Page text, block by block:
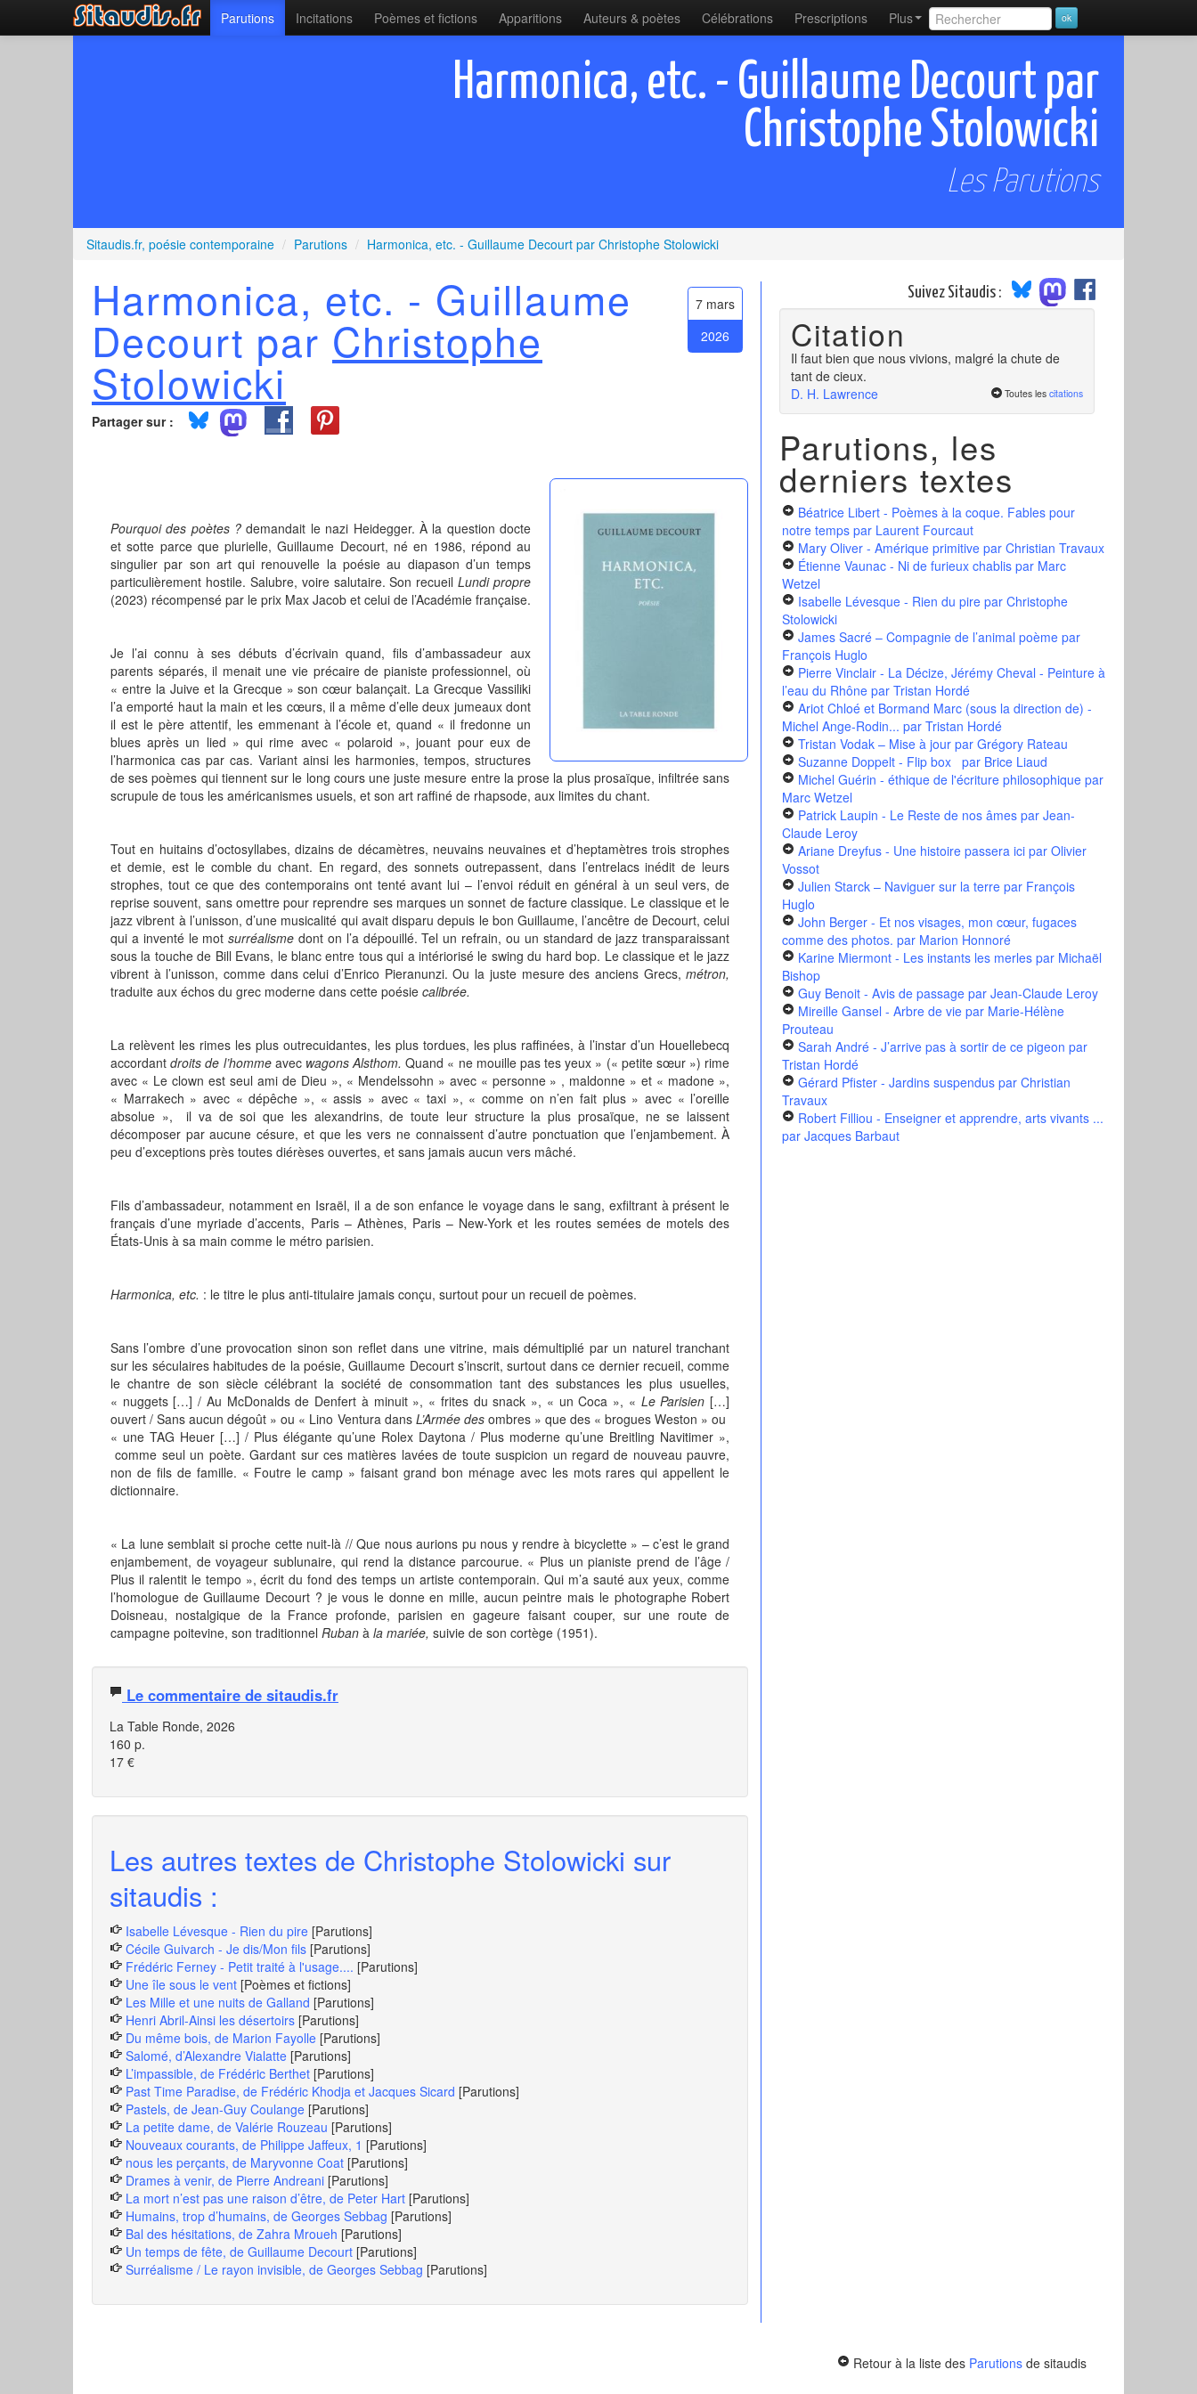
Parutions Incitations Poèmes et fictions Apparitions Auteurs & poètes Célébrations Prescriptions Plus
Harmonica, etc. - Guillaume Decourt par
Christophe Stolowicki
Les Parutions
Sitaudis.fr, poésie contemporaine / Parutions / Harmonica, etc. - Guillaume Decourt par Christophe Stolowicki
7 mars
2026
Harmonica, etc. - Guillaume
Decourt par Christophe
Stolowicki
Partager sur :
Pourquoi des poètes ?demandait le nazi Heidegger. À la question docte
et sotte parce que plurielle, Guillaume Decourt, né en 1986, répond au
singulier par son art qui renouvelle la poésie au diapason d’un temps
particulièrement hostile. Salubre, voire salutaire. Son recueilLundi propre
(2023) récompensé par le prix Max Jacob et celui de l’Académie française.
Je l’ai connu à ses débuts d’écrivain quand, fils d’ambassadeur aux
parents séparés, il menait une vie précaire de pianiste professionnel, où
« entre la Juive et la Grecque » son cœur balançait. La Grecque Vassiliki
l’a emporté haut la main et les cœurs, il a même d’elle deux jumeaux dont
il est le père attentif, les emmenant à l’école et, quand « il fredonne un
blues après un lied » qui rime avec « polaroid », jouant pour eux de
l’harmonica cas par cas. Variant ainsi les harmonies, tempos, structures
de ses poèmes qui tiennent sur le long cours une juste mesure entre la prose la plus prosaïque, infiltrée sans
scrupule de tous les américanismes usuels, et son art raffiné de rhapsode, aux limites du chant.
Tout en huitains d’octosyllabes, dizains de décamètres, neuvains neuvaines et d’heptamètres trois strophes
et demie, est le comble du chant. En regard, des sonnets outrepassent, dans l’entrelacs inédit de leurs
strophes, tout ce que des contemporains ont tenté avant lui – l’envoi réduit en général à un seul vers, de
reprise souvent, sans omettre pour reprendre ses marques un sonnet de facture classique. Le classique et le
jazz vibrent à l’unisson, d’une musicalité qui avait disparu depuis le bon Guillaume, l’ancêtre de Decourt, celui
qui a inventé le motsurréalismedont on l’a dépouillé. Tel un refrain, ou un standard de jazz transparaissant
sous la touche de Bill Evans, le blanc entre tous qui a intériorisé le swing du hard bop. Le classique et le jazz
vibrent à l’unisson, comme dans celui d’Enrico Pieranunzi. Ou la juste mesure des anciens Grecs,métron,
traduite aux échos du grec moderne dans cette poésie calibrée.
La relèvent les rimes les plus outrecuidantes, les plus tordues, les plus raffinées, à l’instar d’un Houellebecq
accordantdroits de l’homme avec wagons Alsthom.Quand « ne mouille pas tes yeux » (« petite sœur ») rime
avec « Le clown est seul ami de Dieu », « Mendelssohn » avec « personne » , maldonne » et « madone »,
« Marrakech » avec « dépêche », « assis » avec « taxi », « comme on n’en fait plus » avec « l’oreille
absolue », il va de soi que les alexandrins, de toute leur structure la plus prosaïque, ne se laissent
décomposer par aucune césure, et que les vers ne connaissent d’autre ponctuation que l’enjambement. À
peu d’exceptions près toutes diérèses ouvertes, et sans jamais aucun vers mâché.
Fils d’ambassadeur, notamment en Israël, il a de son enfance le voyage dans le sang, exfiltrant à présent le
français d’une myriade d’accents, Paris – Athènes, Paris – New-York et les routes semées de motels des
États-Unis à sa main comme le métro parisien.
Harmonica, etc. : le titre le plus anti-titulaire jamais conçu, surtout pour un recueil de poèmes.
Sans l’ombre d’une provocation sinon son reflet dans une vitrine, mais démultiplié par un naturel tranchant
sur les séculaires habitudes de la poésie, Guillaume Decourt s’inscrit, surtout dans ce dernier recueil, comme
le chantre de son siècle célébrant la société de consommation tant des substances les plus usuelles,
« nuggets […] / Au McDonalds de Denfert à minuit », « frites du snack », « un Coca », « Le Parisien […]
ouvert / Sans aucun dégoût » ou « Lino Ventura dans L’Armée des ombres » que des « brogues Weston » ou
« une TAG Heuer […] / Plus élégante qu’une Rolex Daytona / Plus moderne qu’une Breitling Navitimer »,
comme seul un poète. Gardant sur ces matières lavées de toute suspicion un regard de nouveau pauvre,
non de fils de famille. « Foutre le camp » faisant grand bon ménage avec les mots rares qui appellent le
dictionnaire.
« La lune semblait si proche cette nuit-là // Que nous aurions pu nous y rendre à bicyclette » – c’est le grand
enjambement, de voyageur sublunaire, qui rend la distance parcourue. « Plus un pianiste prend de l’âge /
Plus il ralentit le tempo », écrit du fond des temps un artiste contemporain. Qui m’a sauté aux yeux, comme
l’homologue de Guillaume Decourt ? je vous le donne en mille, aucun peintre mais le photographe Robert
Doisneau, nostalgique de la France profonde, parisien en gageure faisant couper, sur une route de
campagne poitevine, son traditionnel Ruban à la mariée, suivie de son cortège (1951).
Le commentaire de sitaudis.fr
La Table Ronde, 2026
160 p.
17 €
Les autres textes de Christophe Stolowicki sur
sitaudis :
Isabelle Lévesque - Rien du pire [Parutions]
Cécile Guivarch - Je dis/Mon fils [Parutions]
Frédéric Ferney - Petit traité à l'usage.... [Parutions]
Une île sous le vent [Poèmes et fictions]
Les Mille et une nuits de Galland [Parutions]
Henri Abril-Ainsi les désertoirs [Parutions]
Du même bois, de Marion Fayolle [Parutions]
Salomé, d’Alexandre Vialatte [Parutions]
L’impassible, de Frédéric Berthet [Parutions]
Past Time Paradise, de Frédéric Khodja et Jacques Sicard [Parutions]
Pastels, de Jean-Guy Coulange [Parutions]
La petite dame, de Valérie Rouzeau [Parutions]
Nouveaux courants, de Philippe Jaffeux, 1 [Parutions]
nous les perçants, de Maryvonne Coat [Parutions]
Drames à venir, de Pierre Andreani [Parutions]
La mort n’est pas une raison d’être, de Peter Hart [Parutions]
Humains, trop d’humains, de Georges Sebbag [Parutions]
Bal des hésitations, de Zahra Mroueh [Parutions]
Un temps de fête, de Guillaume Decourt [Parutions]
Surréalisme / Le rayon invisible, de Georges Sebbag [Parutions]
Suivez Sitaudis :
Citation
Il faut bien que nous vivions, malgré la chute de
tant de cieux.
D. H. Lawrence
Toutes les citations
Parutions, les
derniers textes
Béatrice Libert - Poèmes à la coque. Fables pour
notre tempspar Laurent Fourcaut
Mary Oliver - Amérique primitivepar Christian Travaux
Étienne Vaunac - Ni de furieux chablispar Marc
Wetzel
Isabelle Lévesque - Rien du pirepar Christophe
Stolowicki
James Sacré – Compagnie de l’animal poèmepar
François Huglo
Pierre Vinclair - La Décize, Jérémy Cheval - Peinture à
l’eau du Rhônepar Tristan Hordé
Ariot Chloé et Bormand Marc (sous la direction de) -
Michel Ange-Rodin... par Tristan Hordé
Tristan Vodak – Mise à jourpar Grégory Rateau
Suzanne Doppelt - Flip box par Brice Liaud
Michel Guérin - éthique de l'écriture philosophiquepar
Marc Wetzel
Patrick Laupin - Le Reste de nos âmespar Jean-
Claude Leroy
Ariane Dreyfus - Une histoire passera icipar Olivier
Vossot
Julien Starck – Naviguer sur la terrepar François
Huglo
John Berger - Et nos visages, mon cœur, fugaces
comme des photos. par Marion Honnoré
Karine Miermont - Les instants les merlespar Michaël
Bishop
Guy Benoit - Avis de passagepar Jean-Claude Leroy
Mireille Gansel - Arbre de viepar Marie-Hélène
Prouteau
Sarah André - J’arrive pas à sortir de ce pigeon par
Tristan Hordé
Gérard Pfister - Jardins suspenduspar Christian
Travaux
Robert Filliou - Enseigner et apprendre, arts vivants ...
par Jacques Barbaut
Retour à la liste des Parutions de sitaudis